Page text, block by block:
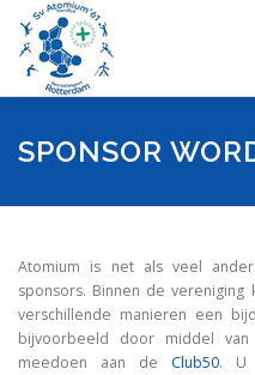
naar
inhoud
NIEUWS HANDBAL
SPONSOR
Atomium is net als veel
sponsors. Binnen de
verschillende manieren een
bijvoorbeeld door middel
meedoen aan de Club50. U